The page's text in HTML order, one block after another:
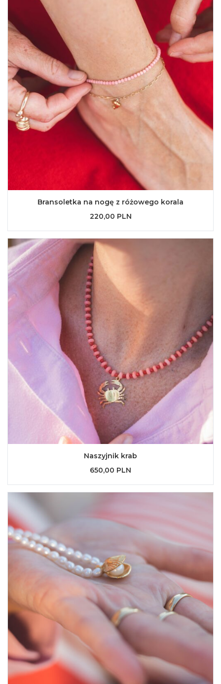
Bransoletka na nogę z różowego korala
220,00 PLN
Naszyjnik krab
650,00 PLN